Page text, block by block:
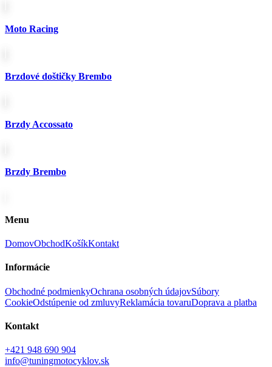
Moto Racing
Brzdové doštičky Brembo
Brzdy Accossato
Brzdy Brembo
Menu
DomovObchodKošíkKontakt
Informácie
Obchodné podmienkyOchrana osobných údajovSúbory
CookieOdstúpenie od zmluvyReklamácia tovaruDoprava a platba
Kontakt
+421 948 690 904
info@tuningmotocyklov.sk